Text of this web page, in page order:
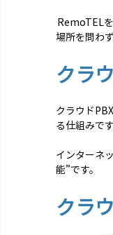
RemoTEL
場所を問わ
クラ
クラウド
る仕組みです
インターネ
能”です。
クラ